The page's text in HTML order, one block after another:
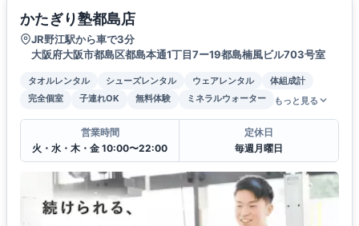
かたぎり塾都島店
JR野江駅から車で3分
大阪府大阪市都島区都島本通1丁目7ー19都島楠風ビル703号室
タオルレンタル シューズレンタル ウェアレンタル
体組成計
完全個室
子連れOK 無料体験 ミネラルウォーター もっと見る
営業時間
火・水・木・金 10:00〜22:00
定休日
毎週月曜日